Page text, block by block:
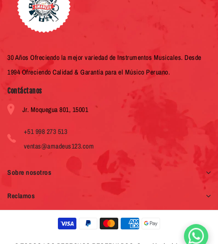
30 Años Ofreciendo la mejor variedad de Instrumentos Musicales. Desde
1994 Ofreciendo Calidad & Garantía para el Músico Peruano.
Contáctanos
Jr. Moquegua 801, 15001
+51 998 273 513
ventas@amadeus123.com
Sobre nosotros
Reclamos